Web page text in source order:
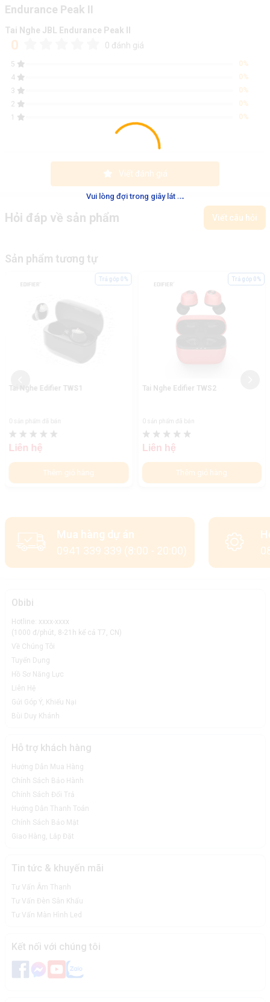
Vui lòng đợi trong giây lát ...
Endurance Peak II
Tai Nghe JBL Endurance Peak II
0 0 đánh giá
5
0%
4
0%
3
0%
2
0%
1
0%
Viết đánh giá
Hỏi đáp về sản phẩm Viết câu hỏi
Sản phẩm tương tự
Tai Nghe Edifier TWS1
0 sản phẩm đã bán
Liên hệ
Thêm giỏ hàng
Trả góp 0%
Tai Nghe Edifier TWS2
0 sản phẩm đã bán
Liên hệ
Thêm giỏ hàng
Trả góp 0%
Mua hàng dự án
0941 339 339 (8:00 - 20:00)
Obibi
Hotline: xxxx-xxxx
(1000 đ/phút, 8-21h kể cả T7, CN)
Về Chúng Tôi
Tuyển Dụng
Hồ Sơ Năng Lực
Liên Hệ
Gửi Góp Ý, Khiếu Nại
Bùi Duy Khánh
Hỗ trợ khách hàng
Hướng Dẫn Mua Hàng
Chính Sách Bảo Hành
Chính Sách Đổi Trả
Hướng Dẫn Thanh Toán
Chính Sách Bảo Mật
Giao Hàng, Lắp Đặt
Tin tức & khuyến mãi
Tư Vấn Âm Thanh
Tư Vấn Đèn Sân Khấu
Tư Vấn Màn Hình Led
Kết nối với chúng tôi